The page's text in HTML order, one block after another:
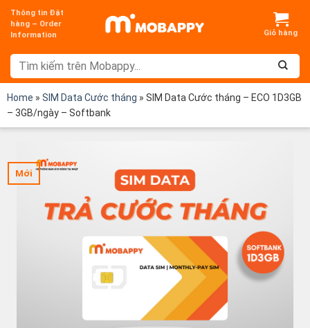
Chuyển
đến
dung
Thông tin Đặt
hàng – Order
Information
Home » SIM Data Cước tháng » SIM Data Cước tháng – ECO 1D3GB
– 3GB/ngày – Softbank
Mới